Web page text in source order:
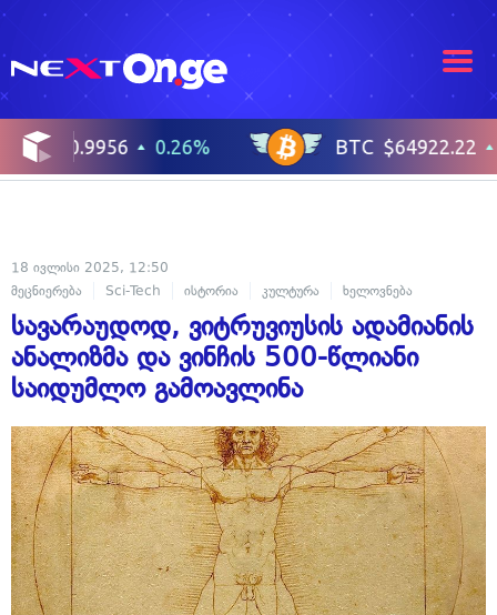
18 ივლისი 2025, 12:50
მეცნიერება
Sci-Tech ისტორია კულტურა ხელოვნება
სავარაუდოდ, ვიტრუვიუსის ადამიანის
ანალიზმა და ვინჩის 500-წლიანი
საიდუმლო გამოავლინა